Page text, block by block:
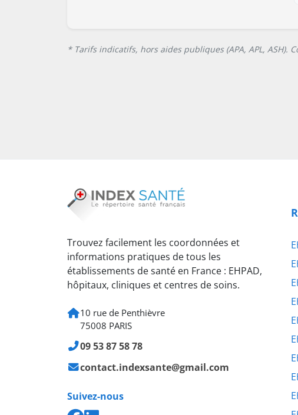
* Tarifs indicatifs, hors aides publiques (APA, APL,
Trouvez facilement les coordonnées et
informations pratiques de tous les
établissements de santé en France : EHPAD,
hôpitaux, cliniques et centres de soins.
10 rue de Penthièvre
75008 PARIS
09 53 87 58 78
contact.indexsante@gmail.com
Suivez-nous